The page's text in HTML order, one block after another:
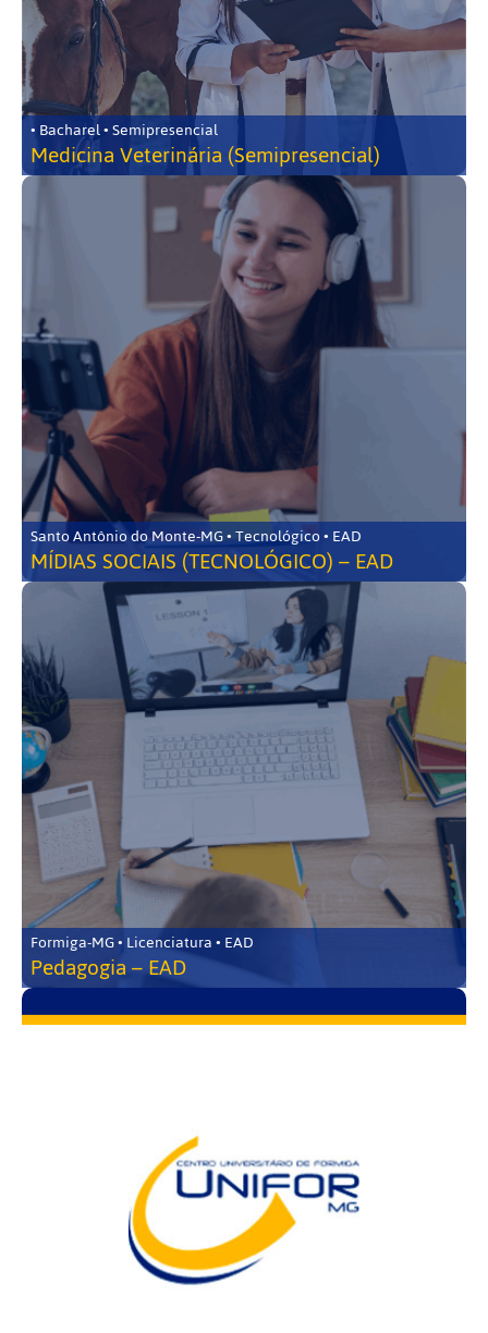
• Bacharel • Semipresencial
Medicina Veterinária (Semipresencial)
Santo Antônio do Monte-MG • Tecnológico • EAD
MÍDIAS SOCIAIS (TECNOLÓGICO) – EAD
Formiga-MG • Licenciatura • EAD
Pedagogia – EAD